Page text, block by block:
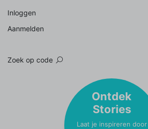
Inloggen
Aanmelden
Zoek op code
Ontdek
Stories
Laat je inspireren door